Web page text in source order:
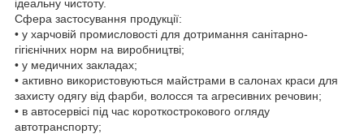
ідеальну чистоту.
Сфера застосування продукції:
• у харчовій промисловості для дотримання санітарно-
гігієнічних норм на виробництві;
• у медичних закладах;
• активно використовуються майстрами в салонах краси для
захисту одягу від фарби, волосся та агресивних речовин;
• в автосервісі під час короткострокового огляду
автотранспорту;